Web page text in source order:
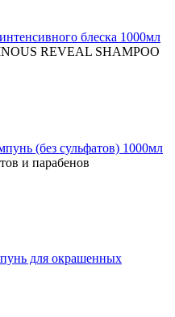
блеска 1000мл
REVEAL SHAMPOO
(без сульфатов) 1000мл
и парабенов
для окрашенных